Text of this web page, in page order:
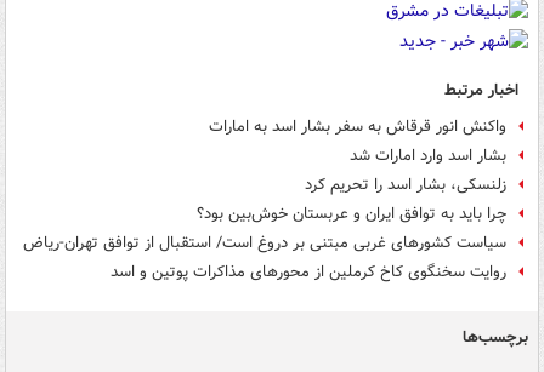
اخبار مرتبط
واکنش انور قرقاش به سفر بشار اسد به امارات
بشار اسد وارد امارات شد
زلنسکی، بشار اسد را تحریم کرد
چرا باید به توافق ایران و عربستان خوش‌بین بود؟
سیاست کشورهای غربی مبتنی بر دروغ است/ استقبال از توافق تهران-ریاض
روایت سخنگوی کاخ کرملین از محورهای مذاکرات پوتین و اسد
برچسب‌ها